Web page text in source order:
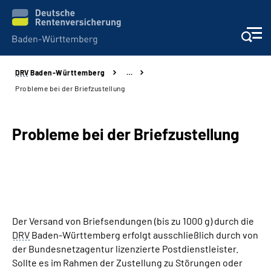
Beratung und Kontakt
Über uns
DRV Baden-Württemberg
…
Probleme bei der Briefzustellung
Probleme bei der Briefzustellung
Der Versand von Briefsendungen (bis zu 1000 g) durch die
DRV Baden-Württemberg erfolgt ausschließlich durch von
der Bundesnetzagentur lizenzierte Postdienstleister.
Sollte es im Rahmen der Zustellung zu Störungen oder